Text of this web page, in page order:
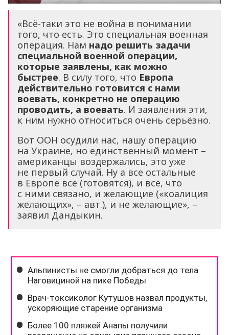
«Всё-таки это не война в понимании
того, что есть. Это специальная военная
операция. Нам надо решить задачи
специальной военной операции,
которые заявлены, как можно
быстрее. В силу того, что Европа
действительно готовится с нами
воевать, конкретно не операцию
проводить, а воевать. И заявления эти,
к ним нужно относиться очень серьёзно.
Вот ООН осудили нас, нашу операцию
на Украине, но единственный момент –
американцы воздержались, это уже
не первый случай. Ну а все остальные
в Европе все (готовятся), и всё, что
с ними связано, и желающие («коалиция
желающих», – авт.), и не желающие», –
заявил Дандыкин.